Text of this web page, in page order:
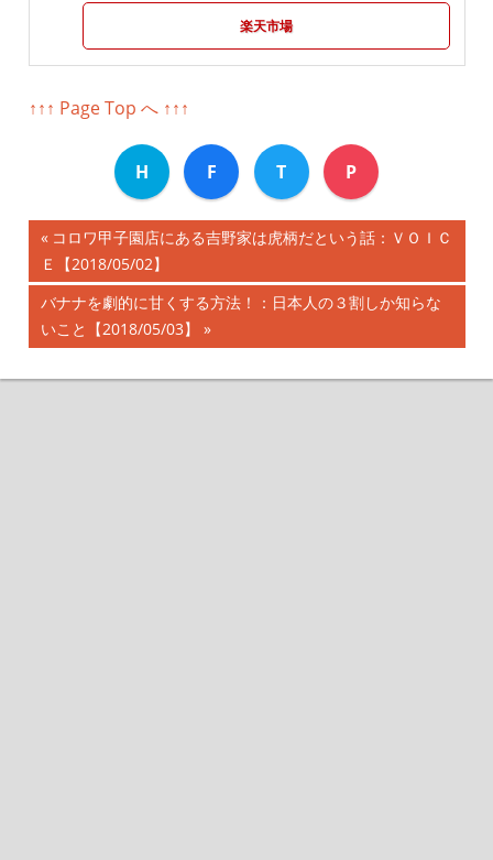
楽天市場
↑↑↑ Page Top へ ↑↑↑
H F T P
投
稿
ナ
ビ
前
の
記
事:
コロワ甲子園店にある吉野家は虎柄だという話：ＶＯＩＣ
Ｅ【2018/05/02】
次
の
事:
バナナを劇的に甘くする方法！：日本人の３割しか知らな
いこと【2018/05/03】